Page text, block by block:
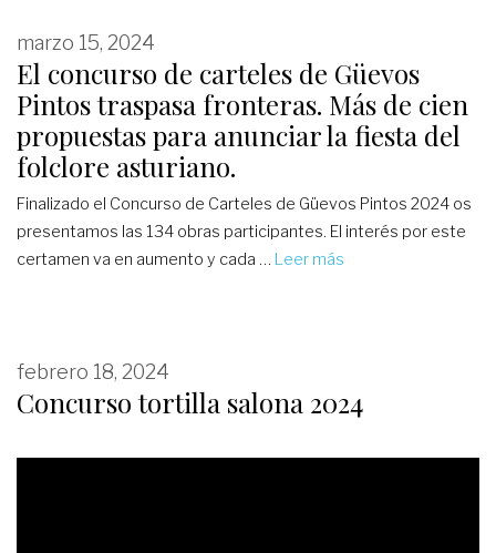
El concurso de carteles de Güevos
Pintos traspasa fronteras. Más de cien
propuestas para anunciar la fiesta del
folclore asturiano.
marzo 15, 2024
Finalizado el Concurso de Carteles de Güevos Pintos 2024 os
presentamos las 134 obras participantes. El interés por este
certamen va en aumento y cada … Leer más
Concurso tortilla salona 2024
febrero 18, 2024